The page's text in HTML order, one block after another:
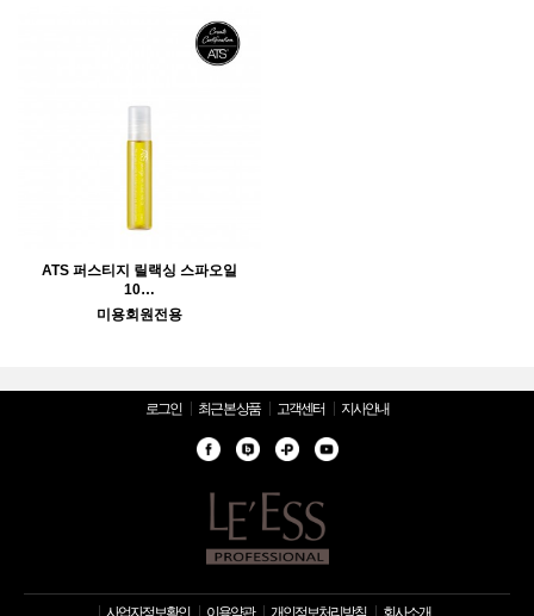
ATS 퍼스티지 릴랙싱 스파오일
10…
미용회원전용
로그인 최근 본 상품 고객센터 지사안내
사업자정보확인 이용약관 개인정보처리방침 회사소개